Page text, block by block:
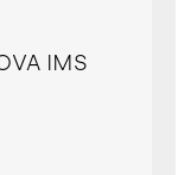
IMS